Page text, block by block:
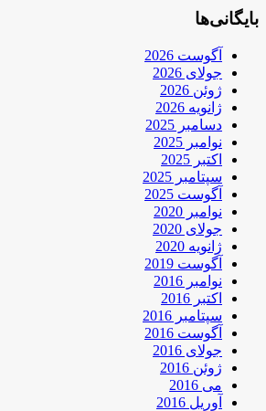
بایگانی‌ها
آگوست 2026
جولای 2026
ژوئن 2026
ژانویه 2026
دسامبر 2025
نوامبر 2025
اکتبر 2025
سپتامبر 2025
آگوست 2025
نوامبر 2020
جولای 2020
ژانویه 2020
آگوست 2019
نوامبر 2016
اکتبر 2016
سپتامبر 2016
آگوست 2016
جولای 2016
ژوئن 2016
می 2016
آوریل 2016